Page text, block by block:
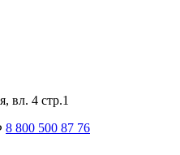
вл. 4 стр.1
8 800 500 87 76